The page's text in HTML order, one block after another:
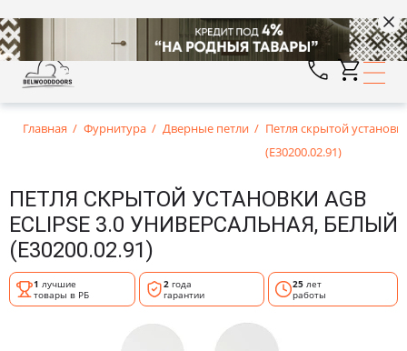
Главная Фурнитура Дверные петли
Петля скрытой
(E30200.02.91)
ПЕТЛЯ СКРЫТОЙ УСТАНОВКИ AGB
ECLIPSE 3.0 УНИВЕРСАЛЬНАЯ, БЕЛЫЙ
(E30200.02.91)
1 лучшие
товары в РБ
2года
гарантии
25 лет
работы